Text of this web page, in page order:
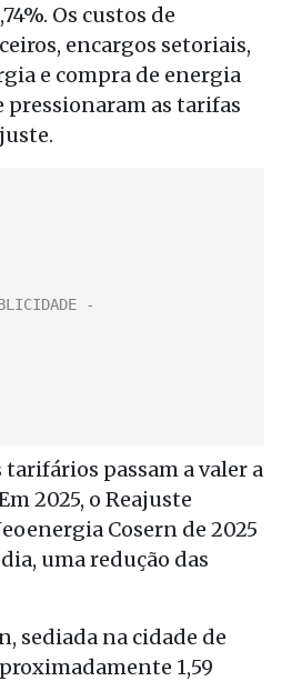
Os custos de
encargos setoriais,
e compra de energia
pressionaram as tarifas
tarifários passam a valer a
2025, o Reajuste
Cosern de 2025
uma redução das
sediada na cidade de
1,59